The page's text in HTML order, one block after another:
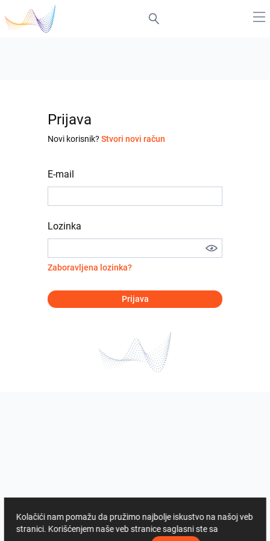
Prijava
Novi korisnik? Stvori novi račun
E-mail
Lozinka
Zaboravljena lozinka?
Prijava
Kolačići nam pomažu da pružimo najbolje iskustvo na našoj veb
stranici. Korišćenjem naše veb stranice saglasni ste sa